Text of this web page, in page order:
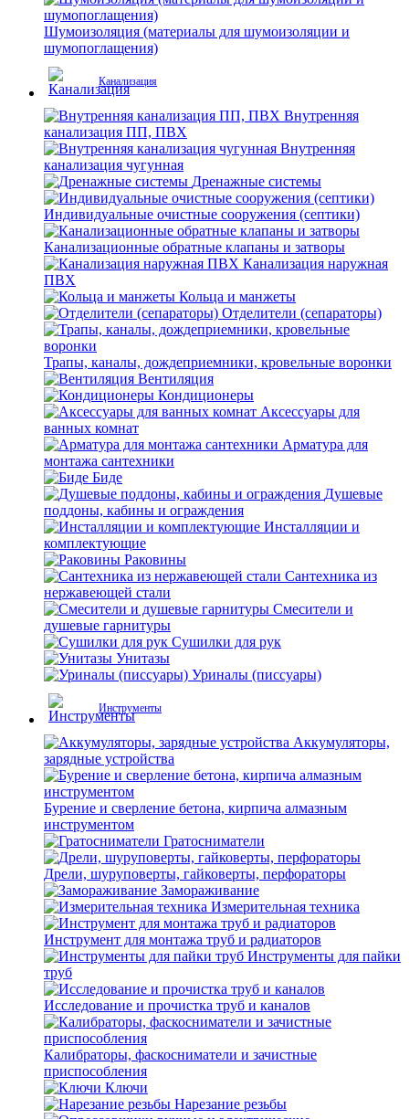
Шумоизоляция (материалы для шумоизоляции и
шумопоглащения)
Канализация
Внутренняя
канализация ПП, ПВХ
Внутренняя
канализация чугунная
Дренажные системы
Индивидуальные очистные сооружения (септики)
Канализационные обратные клапаны и затворы
Канализация наружная
ПВХ
Кольца и манжеты
Отделители (сепараторы)
Трапы, каналы, дождеприемники, кровельные воронки
Вентиляция
Кондиционеры
Аксессуары для
ванных комнат
Арматура для
монтажа сантехники
Биде
Душевые
поддоны, кабины и ограждения
Инсталляции и
комплектующие
Раковины
Сантехника из
нержавеющей стали
Смесители и
душевые гарнитуры
Сушилки для рук
Унитазы
Уриналы (писсуары)
Инструменты
Аккумуляторы,
зарядные устройства
Бурение и сверление бетона, кирпича алмазным
инструментом
Гратосниматели
Дрели, шуруповерты, гайковерты, перфораторы
Замораживание
Измерительная техника
Инструмент для монтажа труб и радиаторов
Инструменты для пайки
труб
Исследование и прочистка труб и каналов
Калибраторы, фаскосниматели и зачистные
приспособления
Ключи
Нарезание резьбы